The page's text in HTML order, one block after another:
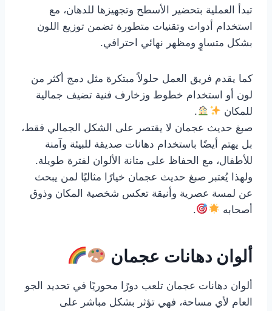
تبدأ العملية بتحضير الأسطح وتجهيزها للدهان، مع
استخدام أدوات وتقنيات متطورة تضمن توزيع اللون
بشكل متساوٍ ومظهر نهائي احترافي.
كما يقدم فريق العمل حلولاً مبتكرة مثل دمج أكثر من
لون أو استخدام خطوط وزخارف فنية تضيف جمالية
للمكان
.
صبغ حديث عجمان لا يقتصر على الشكل الجمالي فقط،
بل يهتم أيضًا باستخدام دهانات صديقة للبيئة وآمنة
للأطفال، مع الحفاظ على متانة الألوان لفترة طويلة.
ولهذا يُعتبر صبغ حديث عجمان خيارًا مثاليًا لمن يبحث
عن لمسة عصرية وأنيقة تعكس شخصية المكان وذوق
أصحابه
.
ألوان دهانات عجمان
ألوان دهانات عجمان تلعب دورًا محوريًا في تحديد الجو
العام لأي مساحة، فهي تؤثر بشكل مباشر على